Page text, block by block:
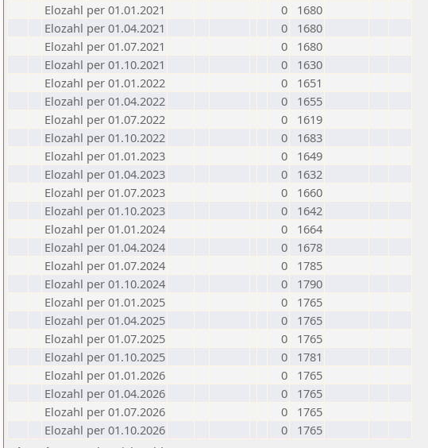
Elozahl per 01.01.2021
0
1680
Elozahl per 01.04.2021
0
1680
Elozahl per 01.07.2021
0
1680
Elozahl per 01.10.2021
0
1630
Elozahl per 01.01.2022
0
1651
Elozahl per 01.04.2022
0
1655
Elozahl per 01.07.2022
0
1619
Elozahl per 01.10.2022
0
1683
Elozahl per 01.01.2023
0
1649
Elozahl per 01.04.2023
0
1632
Elozahl per 01.07.2023
0
1660
Elozahl per 01.10.2023
0
1642
Elozahl per 01.01.2024
0
1664
Elozahl per 01.04.2024
0
1678
Elozahl per 01.07.2024
0
1785
Elozahl per 01.10.2024
0
1790
Elozahl per 01.01.2025
0
1765
Elozahl per 01.04.2025
0
1765
Elozahl per 01.07.2025
0
1765
Elozahl per 01.10.2025
0
1781
Elozahl per 01.01.2026
0
1765
Elozahl per 01.04.2026
0
1765
Elozahl per 01.07.2026
0
1765
Elozahl per 01.10.2026
0
1765